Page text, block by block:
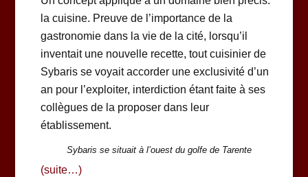
la cuisine. Preuve de l’importance de la
gastronomie dans la vie de la cité, lorsqu’il
inventait une nouvelle recette, tout cuisinier de
Sybaris se voyait accorder une exclusivité d’un
an pour l’exploiter, interdiction étant faite à ses
collègues de la proposer dans leur
établissement.
Sybaris se situait à l’ouest du golfe de Tarente
(suite…)